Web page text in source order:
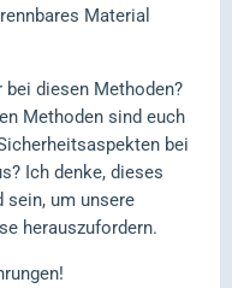
Material
diesen Methoden?
Methoden sind euch
bei
Ich denke, dieses
sein, um unsere
herauszufordern.